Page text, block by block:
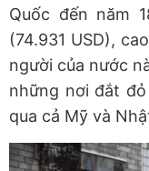
Quốc đến năm
(74.931 USD),
người của nước
những nơi đắt
qua cả Mỹ và